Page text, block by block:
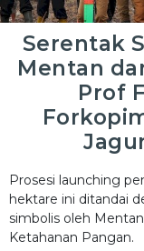
Serentak
Mentan
Prof
Prosesi launching
hektare ini ditandai
simbolis oleh
Ketahanan Pangan.